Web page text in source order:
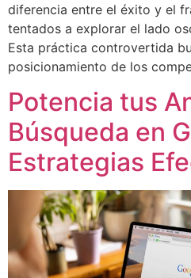
diferencia entre el éxito y el
tentados a explorar el lado
Esta práctica controvertida
posicionamiento de los
Potencia tus
Búsqueda en
Estrategias